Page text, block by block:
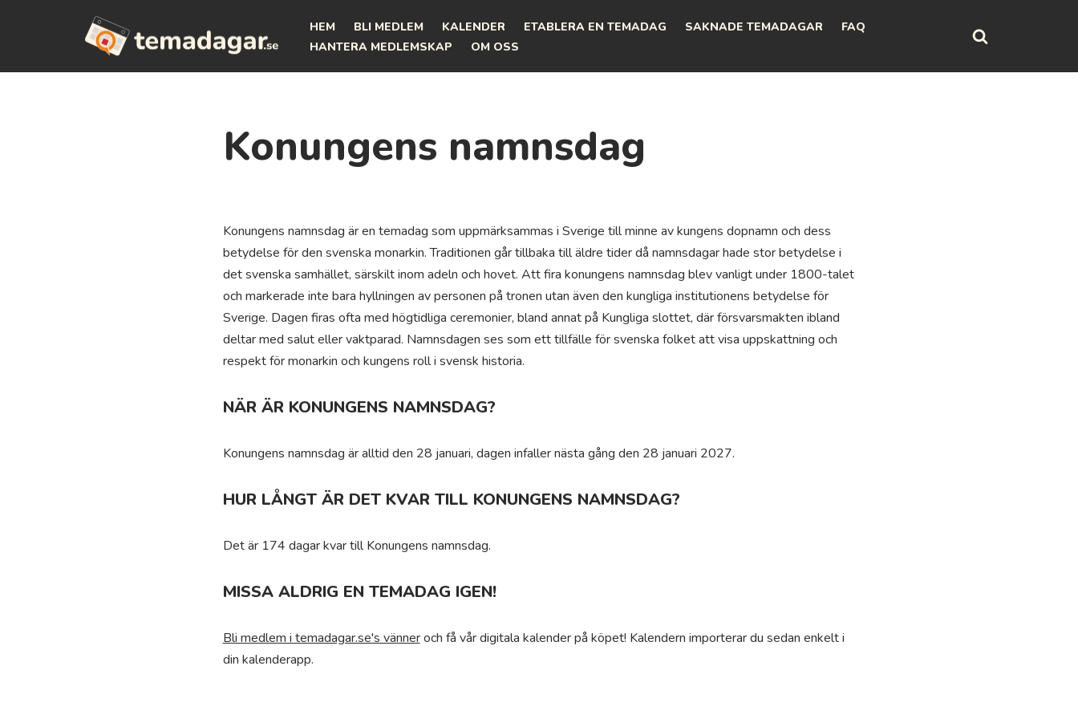
HEM BLI MEDLEM KALENDER ETABLERA EN TEMADAG SAKNADE TEMADAGAR
FAQ
HANTERA MEDLEMSKAP
OM OSS
Konungens namnsdag
Konungens namnsdag är en temadag som uppmärksammas i Sverige till minne av kungens dopnamn och dess
betydelse för den svenska monarkin. Traditionen går tillbaka till äldre tider då namnsdagar hade stor betydelse i
det svenska samhället, särskilt inom adeln och hovet. Att fira konungens namnsdag blev vanligt under 1800-talet
och markerade inte bara hyllningen av personen på tronen utan även den kungliga institutionens betydelse för
Sverige. Dagen firas ofta med högtidliga ceremonier, bland annat på Kungliga slottet, där försvarsmakten ibland
deltar med salut eller vaktparad. Namnsdagen ses som ett tillfälle för svenska folket att visa uppskattning och
respekt för monarkin och kungens roll i svensk historia.
NÄR ÄR KONUNGENS NAMNSDAG?
Konungens namnsdag är alltid den 28 januari, dagen infaller nästa gång den 28 januari 2027.
HUR LÅNGT ÄR DET KVAR TILL KONUNGENS NAMNSDAG?
Det är 174 dagar kvar till Konungens namnsdag.
MISSA ALDRIG EN TEMADAG IGEN!
Bli medlem i temadagar.se's vänneroch få vår digitala kalender på köpet! Kalendern importerar du sedan enkelt i
din kalenderapp.